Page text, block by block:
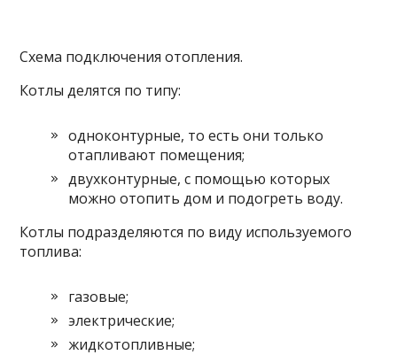
Схема подключения отопления.
Котлы делятся по типу:
одноконтурные, то есть они только
отапливают помещения;
двухконтурные, с помощью которых
можно отопить дом и подогреть воду.
Котлы подразделяются по виду используемого
топлива:
газовые;
электрические;
жидкотопливные;